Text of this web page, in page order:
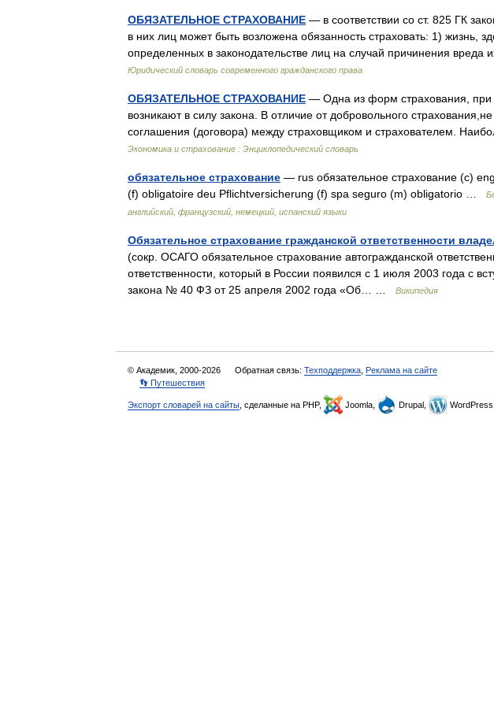
ОБЯЗАТЕЛЬНОЕ СТРАХОВАНИЕ — в соответствии со ст. 825 ГК
в них лиц может быть возложена обязанность страховать: 1) жизнь,
определенных в законодательстве лиц на случай причинения
Юридический словарь современного гражданского права
ОБЯЗАТЕЛЬНОЕ СТРАХОВАНИЕ — Одна из форм страхования, при
возникают в силу закона. В отличие от добровольного
соглашения (договора) между страховщиком и страхователем.
Экономика и страхование : Энциклопедический словарь
обязательное страхование — rus обязательное страхование (с)
(f) obligatoire deu Pflichtversicherung (f) spa seguro (m) obligatorio …
английский, французский, немецкий, испанский языки
Обязательное страхование гражданской ответственности
(сокр. ОСАГО обязательное страхование автогражданской
ответственности, который в России появился с 1 июля 2003 года с
закона № 40 ФЗ от 25 апреля 2002 года «Об… …
Википедия
© Академик, 2000-2026 Обратная связь: Техподдержка Реклама на сайте
👣 Путешествия
Экспорт словарей на сайты , сделанные на PHP, Joomla, Drupal,